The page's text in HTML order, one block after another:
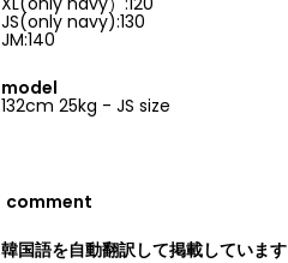
JS(only navy):130
JM:140
model
132cm 25kg - JS size
comment
韓国語を自動翻訳して掲載しています